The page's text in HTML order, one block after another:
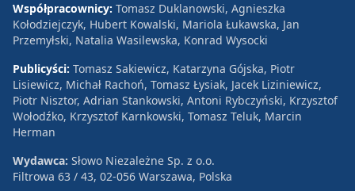
Współpracownicy: Tomasz Duklanowski, Agnieszka
Kołodziejczyk, Hubert Kowalski, Mariola Łukawska, Jan
Przemyłski, Natalia Wasilewska, Konrad Wysocki
Publicyści: Tomasz Sakiewicz, Katarzyna Gójska, Piotr
Lisiewicz, Michał Rachoń, Tomasz Łysiak, Jacek Liziniewicz,
Piotr Nisztor, Adrian Stankowski, Antoni Rybczyński, Krzysztof
Wołodźko, Krzysztof Karnkowski, Tomasz Teluk, Marcin
Herman
Wydawca: Słowo Niezależne Sp. z o.o.
Filtrowa 63 / 43, 02-056 Warszawa, Polska